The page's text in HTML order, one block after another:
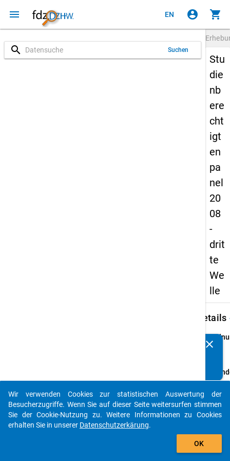
menu EN account_circle shopping_cart
search Suchen
Stu
die
nb
ere
cht
igt
en
pa
nel
20
08
-
drit
te
We
lle
Details
3
und
clear
auto_stories
add_shopping_cart
Wir verwenden Cookies zur statistischen Auswertung der
Besucherzugriffe. Wenn Sie auf dieser Seite weitersurfen stimmen
Sie der Cookie-Nutzung zu. Weitere Informationen zu Cookies
erhalten Sie in unserer Datenschutzerkärung.
OK